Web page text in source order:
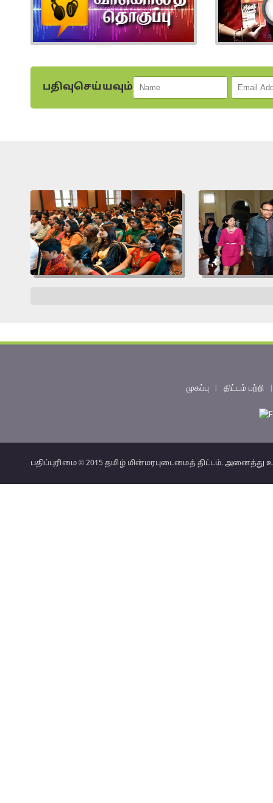
பதிவுசெய்யவும்
முகப்பு | திட்டம் பற்றி
பதிப்புரிமை © 2015 தமிழ் மின்மரபுடைமைத் திட்டம்.